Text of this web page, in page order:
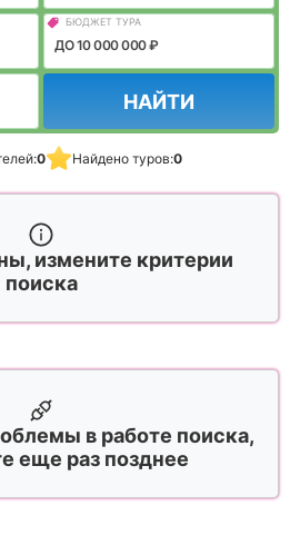
БЮДЖЕТ ТУРА
ДО 10 000 000 ₽
НАЙТИ
0 Найдено туров:0
измените критерии
поиска
в работе поиска,
еще раз позднее